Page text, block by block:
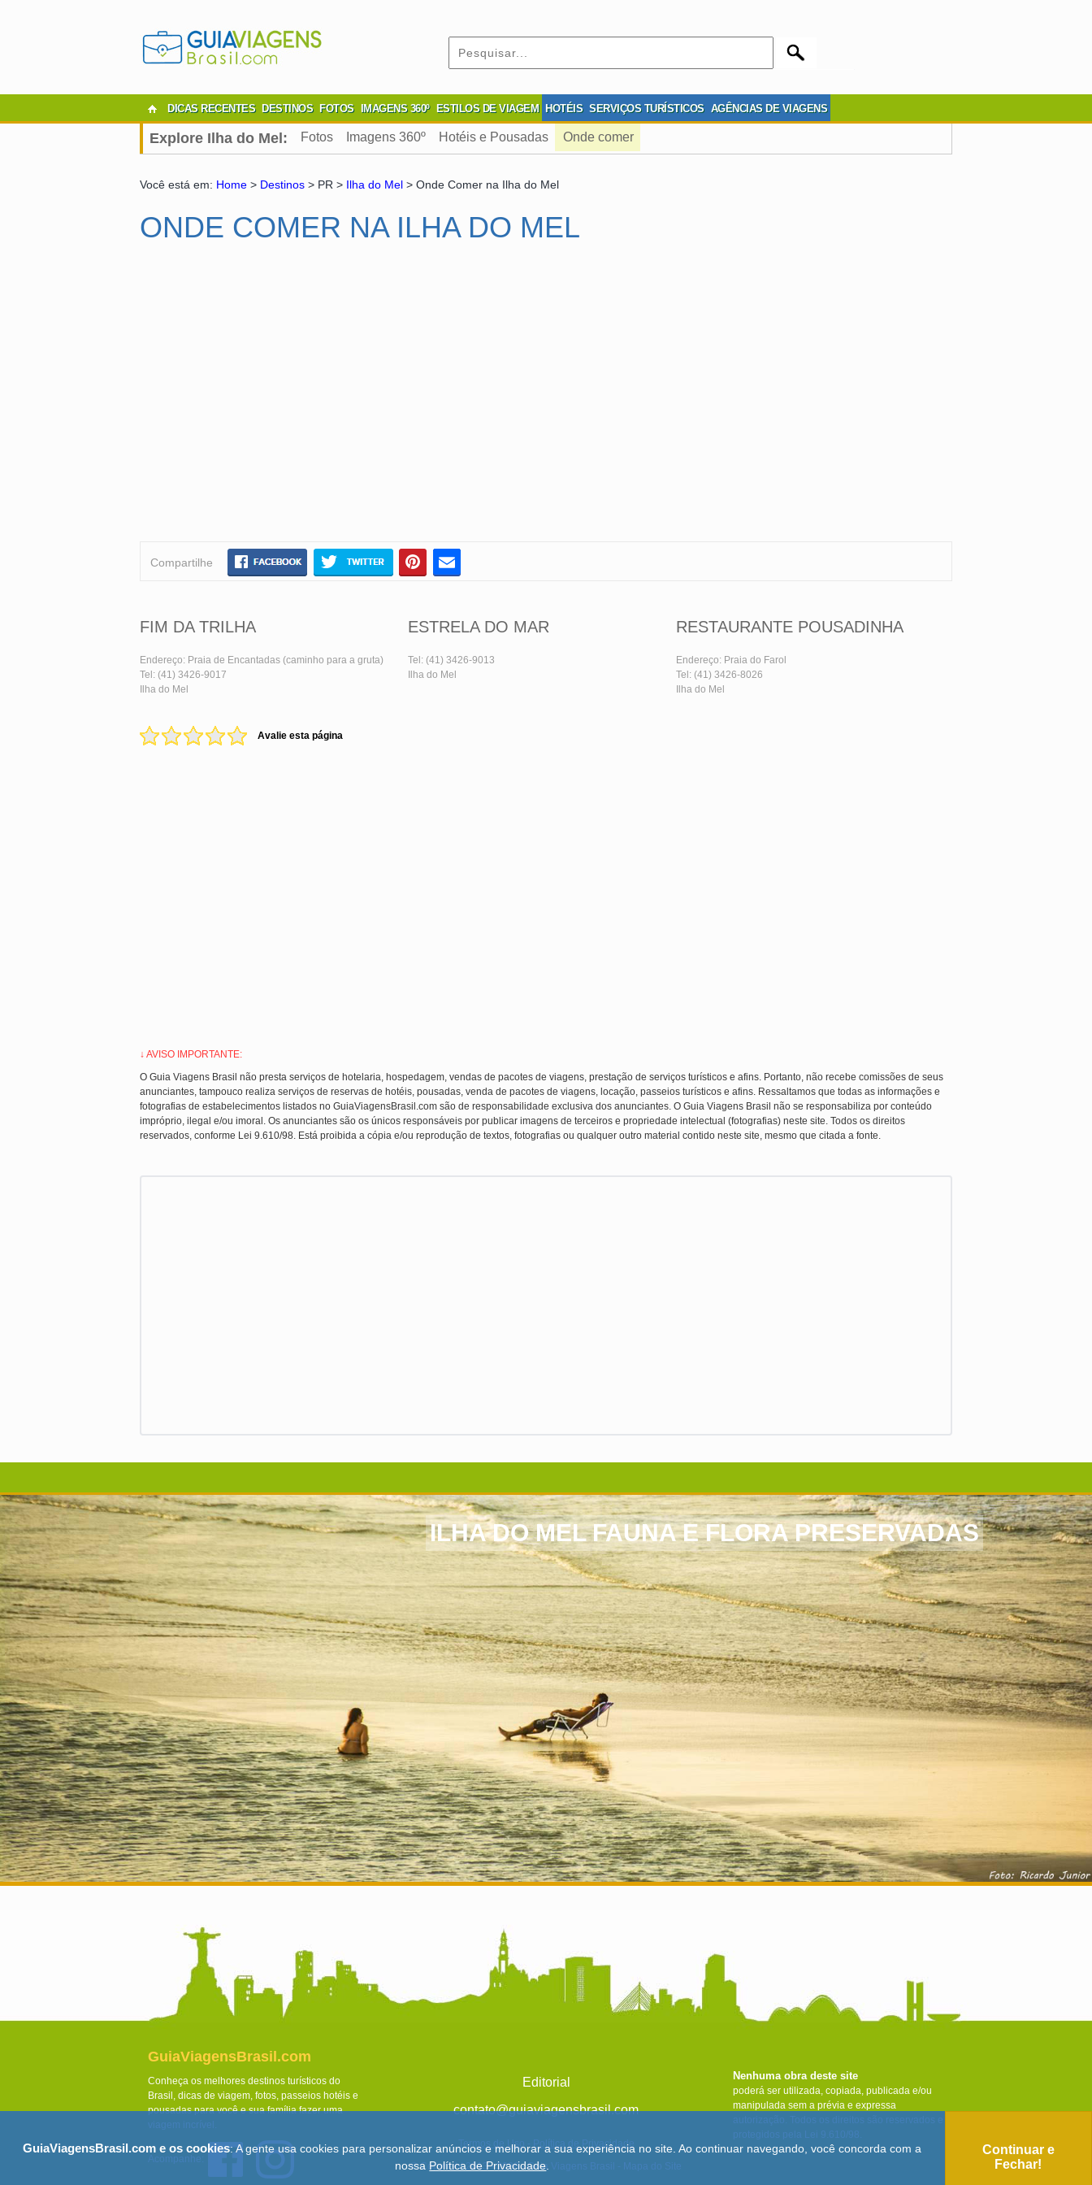
DICAS RECENTES DESTINOS FOTOS IMAGENS 360º ESTILOS DE VIAGEM HOTÉIS SERVIÇOS TURÍSTICOS AGÊNCIAS DE VIAGENS
Explore Ilha do Mel: Fotos Imagens 360º Hotéis e Pousadas Onde comer
Você está em: Home > Destinos > PR > Ilha do Mel > Onde Comer na Ilha do Mel
ONDE COMER NA ILHA DO MEL
Compartilhe
FIM DA TRILHA
Endereço: Praia de Encantadas (caminho para a gruta)
Tel: (41) 3426-9017
Ilha do Mel
ESTRELA DO MAR
Tel: (41) 3426-9013
Ilha do Mel
RESTAURANTE POUSADINHA
Endereço: Praia do Farol
Tel: (41) 3426-8026
Ilha do Mel
Avalie esta página
↓ AVISO IMPORTANTE:
O Guia Viagens Brasil não presta serviços de hotelaria, hospedagem, vendas de pacotes de viagens, prestação de serviços turísticos e afins. Portanto, não recebe comissões de seus
anunciantes, tampouco realiza serviços de reservas de hotéis, pousadas, venda de pacotes de viagens, locação, passeios turísticos e afins. Ressaltamos que todas as informações e
fotografias de estabelecimentos listados no GuiaViagensBrasil.com são de responsabilidade exclusiva dos anunciantes. O Guia Viagens Brasil não se responsabiliza por conteúdo
impróprio, ilegal e/ou imoral. Os anunciantes são os únicos responsáveis por publicar imagens de terceiros e propriedade intelectual (fotografias) neste site. Todos os direitos
reservados, conforme Lei 9.610/98. Está proibida a cópia e/ou reprodução de textos, fotografias ou qualquer outro material contido neste site, mesmo que citada a fonte.
ILHA DO MEL FAUNA E FLORA PRESERVADAS
GuiaViagensBrasil.com
Conheça os melhores destinos turísticos do
Brasil, dicas de viagem, fotos, passeios hotéis e
pousadas para você e sua família fazer uma
viagem incrível.
Acompanhe:
Editorial
contato@guiaviagensbrasil.com
Termos de Uso
Política de Privacidade
© Copyright 2013 - 2026 - Guia Viagens Brasil -
Mapa do Site
Nenhuma obra deste site
poderá ser utilizada, copiada, publicada e/ou
manipulada sem a prévia e expressa
autorização. Todos os direitos são reservados e
protegidos pela Lei 9.610/98.
GuiaViagensBrasil.com e os cookies: A gente usa cookies para personalizar anúncios e melhorar a sua experiência no site. Ao continuar navegando, você concorda com a
nossa Política de Privacidade
Continuar e
Fechar!